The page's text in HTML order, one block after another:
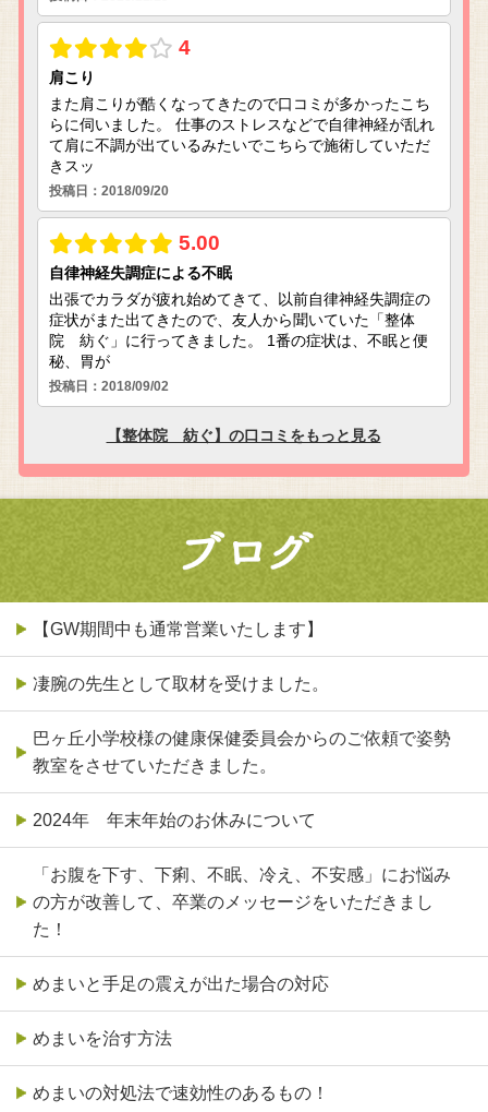
【GW期間中も通常営業いたします】
凄腕の先生として取材を受けました。
巴ヶ丘小学校様の健康保健委員会からのご依頼で姿勢
教室をさせていただきました。
2024年 年末年始のお休みについて
「お腹を下す、下痢、不眠、冷え、不安感」にお悩み
の方が改善して、卒業のメッセージをいただきまし
た！
めまいと手足の震えが出た場合の対応
めまいを治す方法
めまいの対処法で速効性のあるもの！